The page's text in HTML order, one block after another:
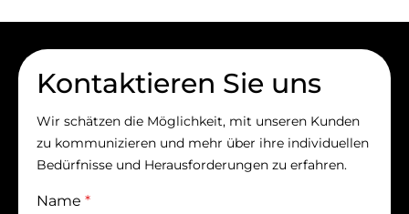
Kontaktieren Sie uns
Wir schätzen die Möglichkeit, mit unseren Kunden
zu kommunizieren und mehr über ihre individuellen
Bedürfnisse und Herausforderungen zu erfahren.
Name *